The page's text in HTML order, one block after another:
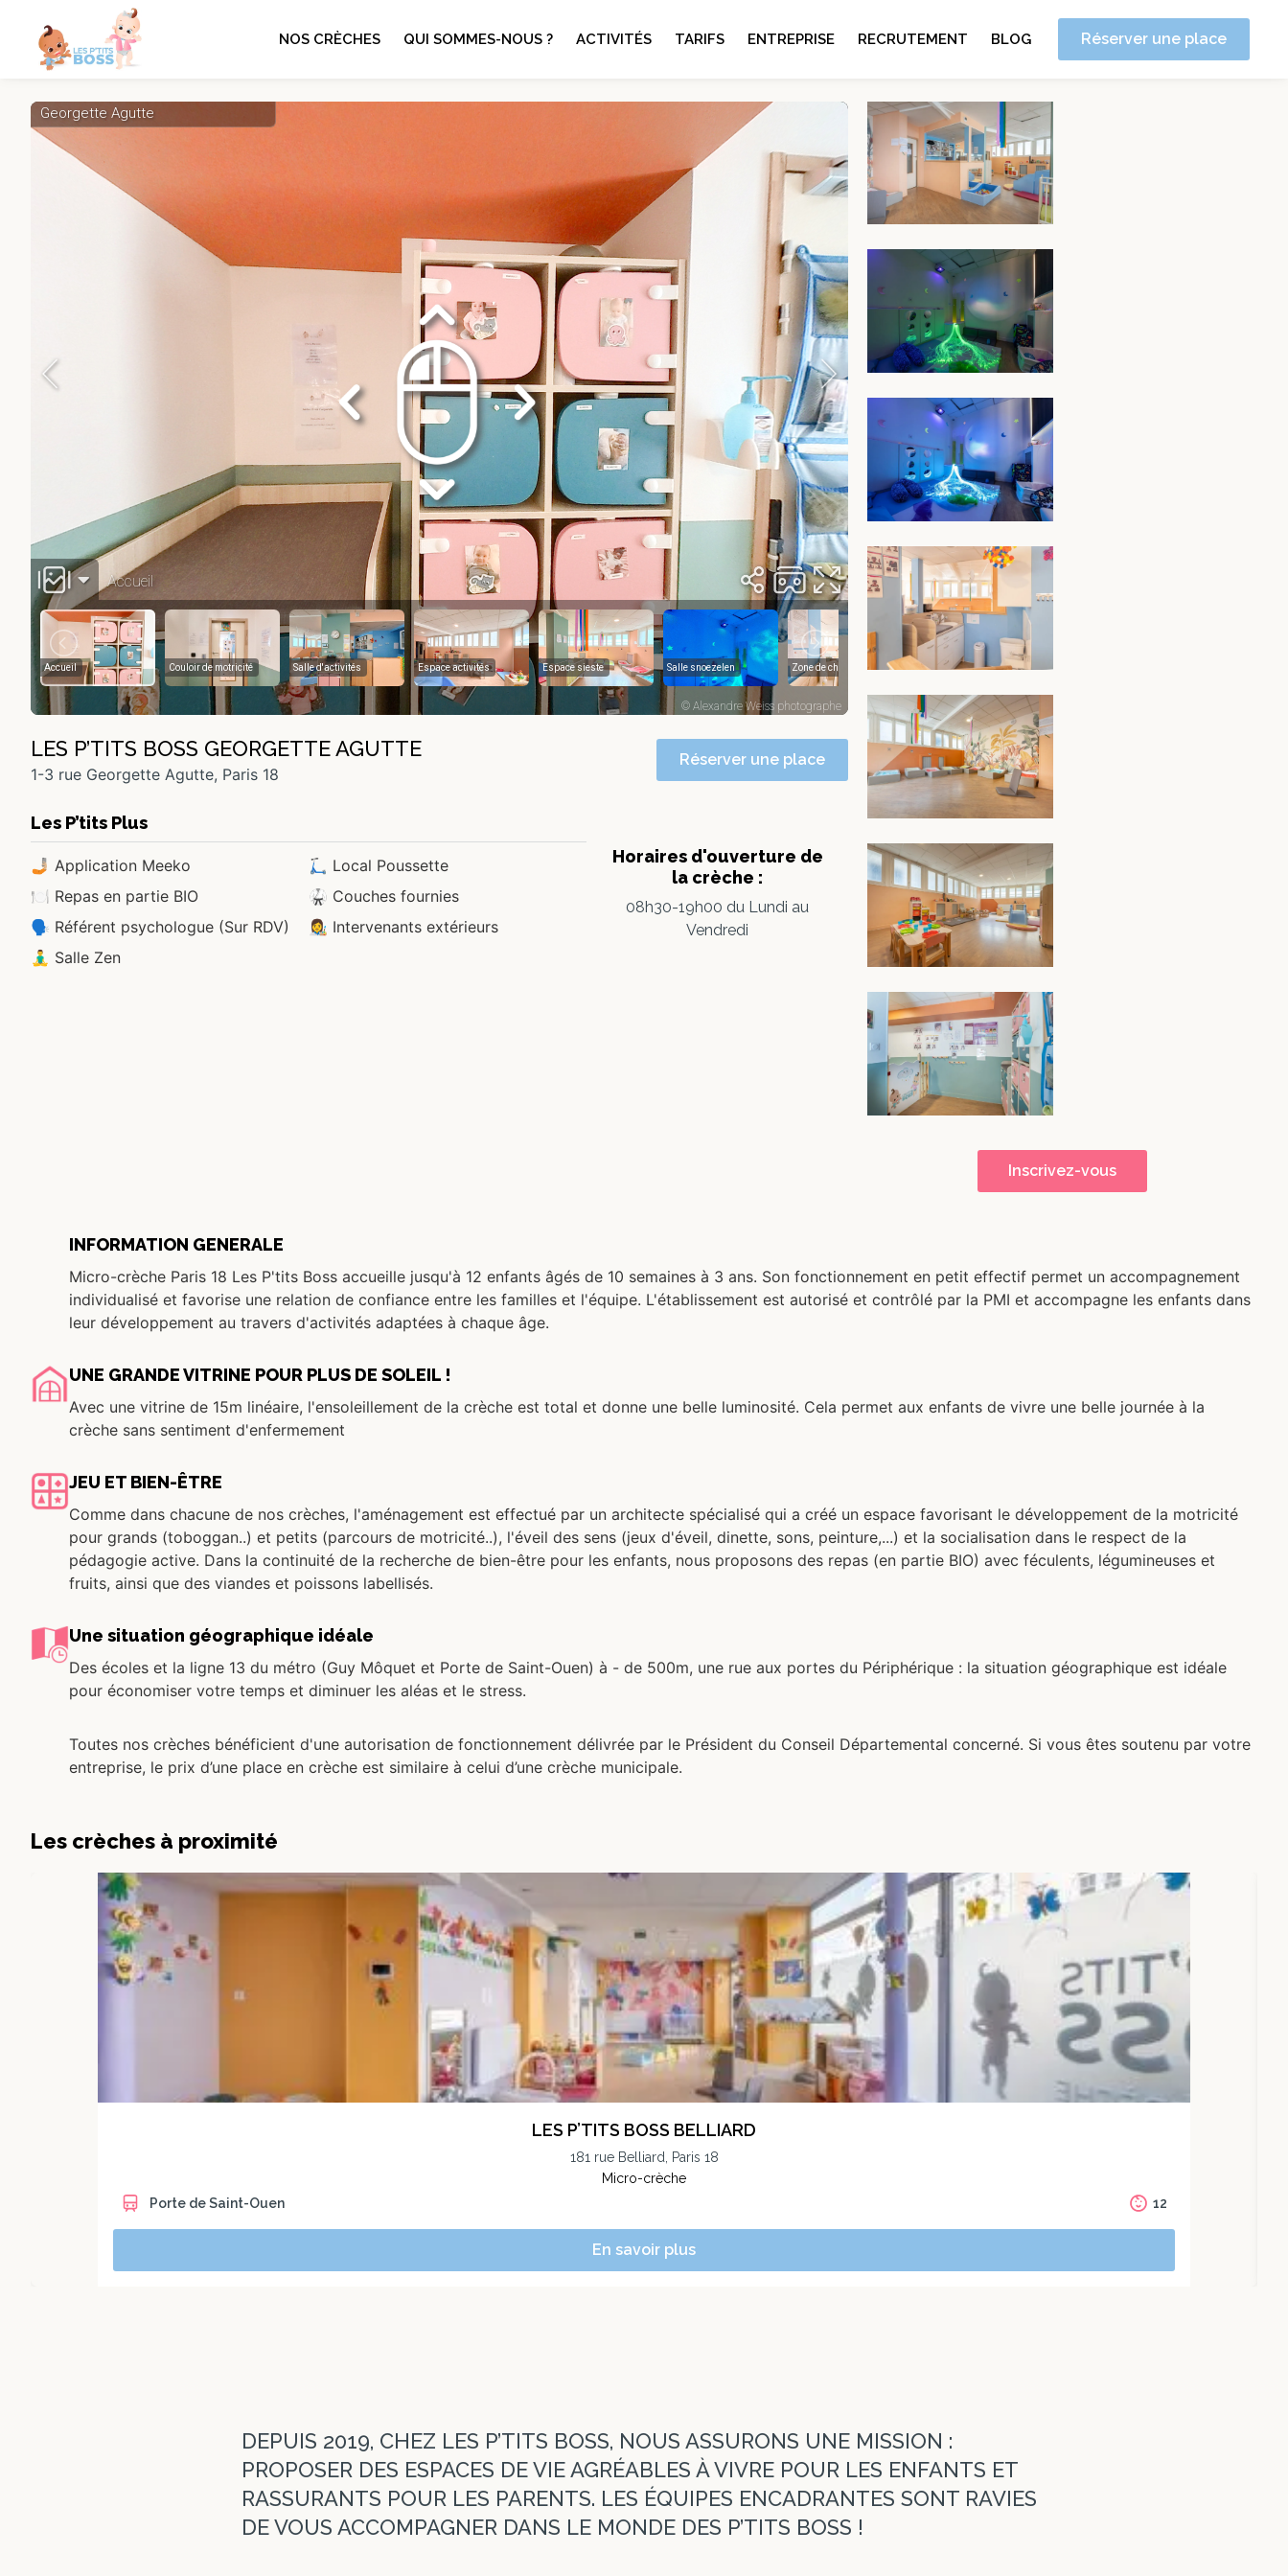
NOS CRÈCHES QUI SOMMES-NOUS ? ACTIVITÉS TARIFS ENTREPRISE RECRUTEMENT BLOG Réserver une place
LES P’TITS BOSS GEORGETTE AGUTTE
1-3 rue Georgette Agutte, Paris 18
Réserver une place
Les P’tits Plus
🤳🏼 Application Meeko
🛴 Local Poussette
🍽 Repas en partie BIO
🥋 Couches fournies
🗣 Référent psychologue (Sur RDV)
👩‍🎨 Intervenants extérieurs
🧘‍♂️ Salle Zen
Horaires d'ouverture de
la crèche :
08h30-19h00 du Lundi au
Vendredi
Inscrivez-vous
INFORMATION GENERALE
Micro-crèche Paris 18 Les P'tits Boss accueille jusqu'à 12 enfants âgés de 10 semaines à 3 ans. Son fonctionnement en petit effectif permet un accompagnement
individualisé et favorise une relation de confiance entre les familles et l'équipe. L'établissement est autorisé et contrôlé par la PMI et accompagne les enfants dans
leur développement au travers d'activités adaptées à chaque âge.
UNE GRANDE VITRINE POUR PLUS DE SOLEIL !
Avec une vitrine de 15m linéaire, l'ensoleillement de la crèche est total et donne une belle luminosité. Cela permet aux enfants de vivre une belle journée à la
crèche sans sentiment d'enfermement
JEU ET BIEN-ÊTRE
Comme dans chacune de nos crèches, l'aménagement est effectué par un architecte spécialisé qui a créé un espace favorisant le développement de la motricité
pour grands (toboggan..) et petits (parcours de motricité..), l'éveil des sens (jeux d'éveil, dinette, sons, peinture,...) et la socialisation dans le respect de la
pédagogie active. Dans la continuité de la recherche de bien-être pour les enfants, nous proposons des repas (en partie BIO) avec féculents, légumineuses et
fruits, ainsi que des viandes et poissons labellisés.
Une situation géographique idéale
Des écoles et la ligne 13 du métro (Guy Môquet et Porte de Saint-Ouen) à - de 500m, une rue aux portes du Périphérique : la situation géographique est idéale
pour économiser votre temps et diminuer les aléas et le stress.
Toutes nos crèches bénéficient d'une autorisation de fonctionnement délivrée par le Président du Conseil Départemental concerné. Si vous êtes soutenu par votre
entreprise, le prix d’une place en crèche est similaire à celui d’une crèche municipale.
Les crèches à proximité
LES P’TITS BOSS BELLIARD
181 rue Belliard, Paris 18
Micro-crèche
Porte de Saint-Ouen
12
En savoir plus
DEPUIS 2019, CHEZ LES P’TITS BOSS, NOUS ASSURONS UNE MISSION :
PROPOSER DES ESPACES DE VIE AGRÉABLES À VIVRE POUR LES ENFANTS ET
RASSURANTS POUR LES PARENTS. LES ÉQUIPES ENCADRANTES SONT RAVIES
DE VOUS ACCOMPAGNER DANS LE MONDE DES P’TITS BOSS !